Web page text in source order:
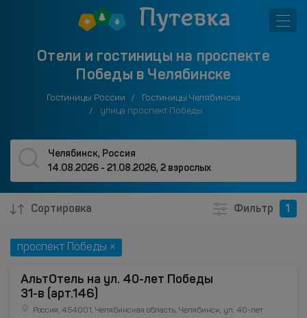
Отели и гостиницы на проспекте
Победы в Челябинске
Гостиницы России
Гостиницы Челябинска
улица проспект Победы
Челябинск, Россия
14.08.2026 - 21.08.2026,2 взрослых
Сортировка Фильтр 1
проспект Победы ×
АльтОтель на ул. 40-лет Победы
31-в (арт.146)
Россия, 454001, Челябинская область, Челябинск, ул. 40-лет